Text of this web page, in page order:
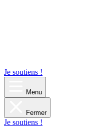
Je soutiens !
Menu
Fermer
Je soutiens !